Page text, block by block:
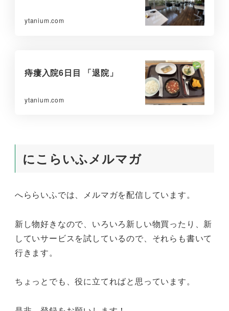
ytanium.com
痔瘻入院6日目 「退院」
ytanium.com
にこらいふメルマガ
へららいふでは、メルマガを配信しています。
新し物好きなので、いろいろ新しい物買ったり、新
していサービスを試しているので、それらも書いて
行きます。
ちょっとでも、役に立てればと思っています。